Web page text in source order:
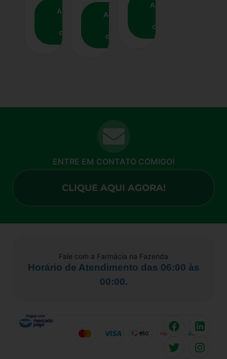
Adicionar
carrinho
Adicionar
carrinho
Adicionar
carrinho
ENTRE EM CONTATO COMIGO!
CLIQUE AQUI AGORA!
Fale com a Farmácia na Fazenda
Horário de Atendimento das 06:00 às
00:00.